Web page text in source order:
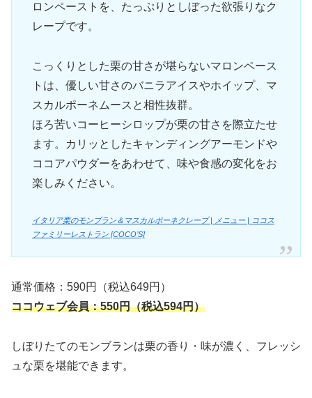
ロンペーストを、たっぷりとしぼった欲張りなク
レープです。
こっくりとした栗の甘さが堪らないマロンペース
トは、優しい甘さのバニラアイスやホイップ、マ
スカルポーネムースと相性抜群。
ほろ苦いコーヒーシロップが栗の甘さを際立たせ
ます。カリッとしたキャンディングアーモンドや
ココアパウダーをあわせて、味や食感の変化をお
楽しみください。
イタリア栗のモンブラン＆マスカルポーネクレープ | メニュー | ココス
ファミリーレストラン [COCO’S]
通常価格：590円（税込649円）
ココウェブ会員：550円（税込594円）
しぼりたてのモンブランは栗の香り・味が濃く、フレッシ
ュな栗を堪能できます。